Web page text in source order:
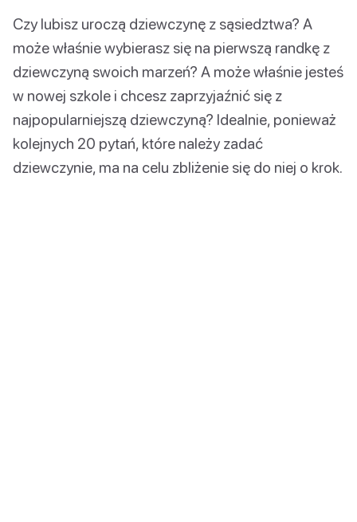
Czy lubisz uroczą dziewczynę z sąsiedztwa? A
może właśnie wybierasz się na pierwszą randkę z
dziewczyną swoich marzeń? A może właśnie jesteś
w nowej szkole i chcesz zaprzyjaźnić się z
najpopularniejszą dziewczyną? Idealnie, ponieważ
kolejnych 20 pytań, które należy zadać
dziewczynie, ma na celu zbliżenie się do niej o krok.